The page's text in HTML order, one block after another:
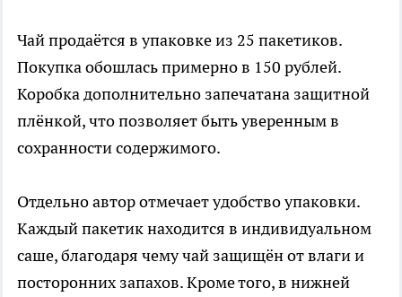
Чай продаётся в упаковке из 25 пакетиков.
Покупка обошлась примерно в 150 рублей.
Коробка дополнительно запечатана защитной
плёнкой, что позволяет быть уверенным в
сохранности содержимого.
Отдельно автор отмечает удобство упаковки.
Каждый пакетик находится в индивидуальном
саше, благодаря чему чай защищён от влаги и
посторонних запахов. Кроме того, в нижней